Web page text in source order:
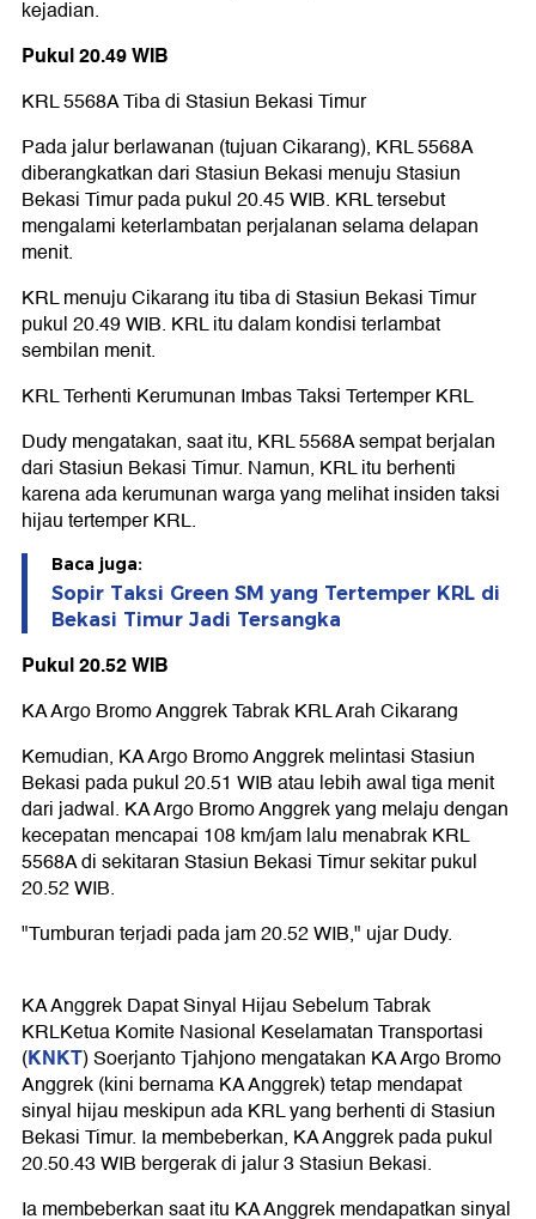
kejadian.
Pukul 20.49 WIB
KRL 5568A Tiba di Stasiun Bekasi Timur
Pada jalur berlawanan (tujuan Cikarang), KRL 5568A
diberangkatkan dari Stasiun Bekasi menuju Stasiun
Bekasi Timur pada pukul 20.45 WIB. KRL tersebut
mengalami keterlambatan perjalanan selama delapan
menit.
KRL menuju Cikarang itu tiba di Stasiun Bekasi Timur
pukul 20.49 WIB. KRL itu dalam kondisi terlambat
sembilan menit.
KRL Terhenti Kerumunan Imbas Taksi Tertemper KRL
Dudy mengatakan, saat itu, KRL 5568A sempat berjalan
dari Stasiun Bekasi Timur. Namun, KRL itu berhenti
karena ada kerumunan warga yang melihat insiden taksi
hijau tertemper KRL.
Baca juga:
Sopir Taksi Green SM yang Tertemper KRL di
Bekasi Timur Jadi Tersangka
Pukul 20.52 WIB
KA Argo Bromo Anggrek Tabrak KRL Arah Cikarang
Kemudian, KA Argo Bromo Anggrek melintasi Stasiun
Bekasi pada pukul 20.51 WIB atau lebih awal tiga menit
dari jadwal. KA Argo Bromo Anggrek yang melaju dengan
kecepatan mencapai 108 km/jam lalu menabrak KRL
5568A di sekitaran Stasiun Bekasi Timur sekitar pukul
20.52 WIB.
"Tumburan terjadi pada jam 20.52 WIB," ujar Dudy.
KA Anggrek Dapat Sinyal Hijau Sebelum Tabrak
KRLKetua Komite Nasional Keselamatan Transportasi
(KNKT) Soerjanto Tjahjono mengatakan KA Argo Bromo
Anggrek (kini bernama KA Anggrek) tetap mendapat
sinyal hijau meskipun ada KRL yang berhenti di Stasiun
Bekasi Timur. Ia membeberkan, KA Anggrek pada pukul
20.50.43 WIB bergerak di jalur 3 Stasiun Bekasi.
Ia membeberkan saat itu KA Anggrek mendapatkan sinyal